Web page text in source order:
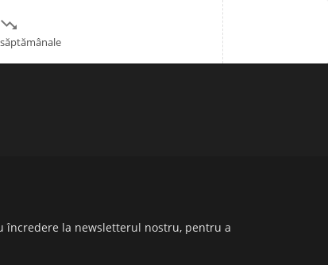

încredere la newsletterul nostru, pentru a